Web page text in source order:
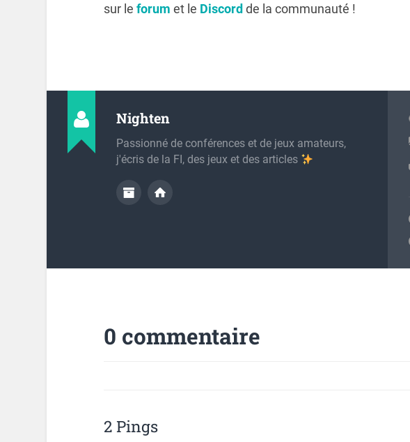
sur le forum et le Discordde la communauté !
Nighten
Passionné de conférences et de jeux amateurs,
j'écris de la FI, des jeux et des articles
0 commentaire
2 Pings